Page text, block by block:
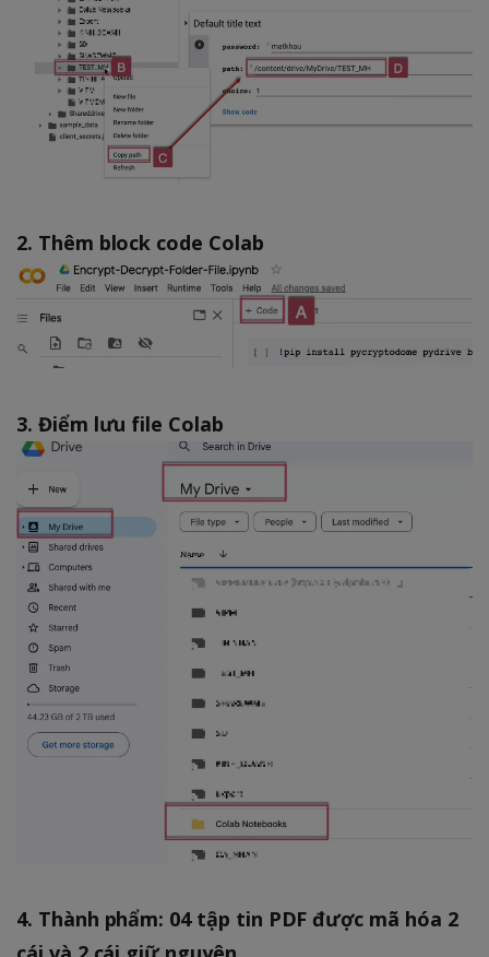
2. Thêm block code Colab
3. Điểm lưu file Colab
4. Thành phẩm: 04 tập tin PDF được mã hóa 2